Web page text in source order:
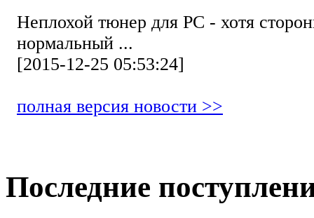
Неплохой тюнер для РС - хотя
нормальный ...
[2015-12-25 05:53:24]
полная версия новости >>
Последние